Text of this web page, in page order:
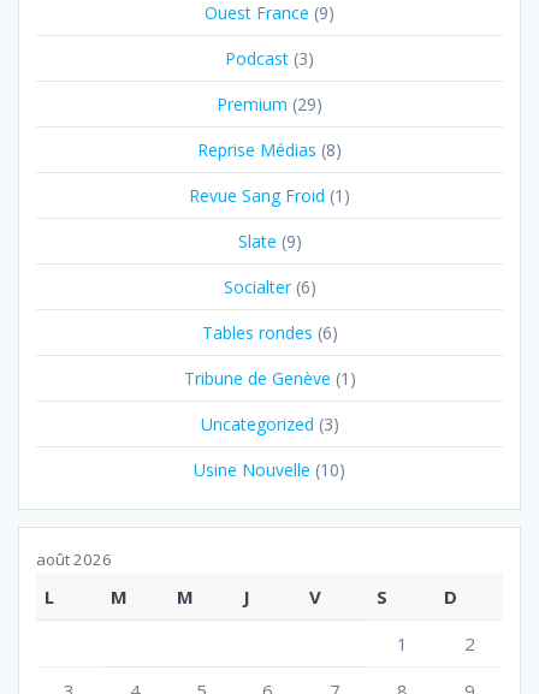
Ouest France (9)
Podcast (3)
Premium (29)
Reprise Médias (8)
Revue Sang Froid (1)
Slate (9)
Socialter(6)
Tables rondes (6)
Tribune de Genève (1)
Uncategorized (3)
Usine Nouvelle (10)
août 2026
L M M J V S
D
1
2